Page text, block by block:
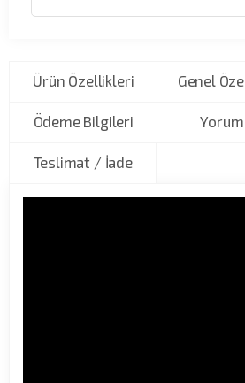
Ürün Özellikleri Genel
Ödeme Bilgileri
Teslimat / İade